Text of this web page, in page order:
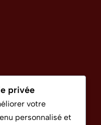
privée
votre
personnalisé et